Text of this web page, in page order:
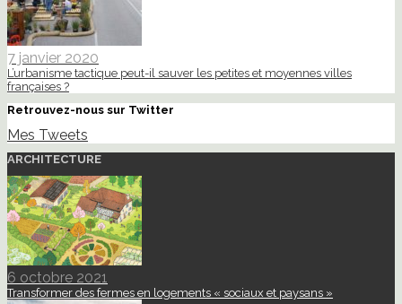
7 janvier 2020
L’urbanisme tactique peut-il sauver les petites et moyennes villes
françaises ?
Retrouvez-nous sur Twitter
Mes Tweets
ARCHITECTURE
6 octobre 2021
Transformer des fermes en logements « sociaux et paysans »